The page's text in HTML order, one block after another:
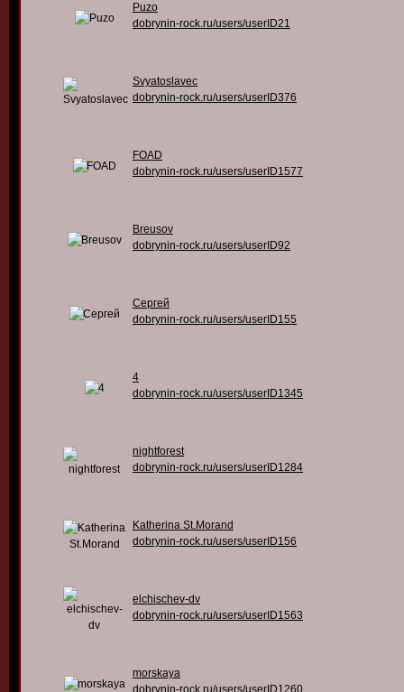
Puzo
dobrynin-rock.ru/users/userID21
Svyatoslavec
dobrynin-rock.ru/users/userID376
FOAD
dobrynin-rock.ru/users/userID1577
Breusov
dobrynin-rock.ru/users/userID92
Сергей
dobrynin-rock.ru/users/userID155
4
dobrynin-rock.ru/users/userID1345
nightforest
dobrynin-rock.ru/users/userID1284
Katherina St.Morand
dobrynin-rock.ru/users/userID156
elchischev-dv
dobrynin-rock.ru/users/userID1563
morskaya
dobrynin-rock.ru/users/userID1260